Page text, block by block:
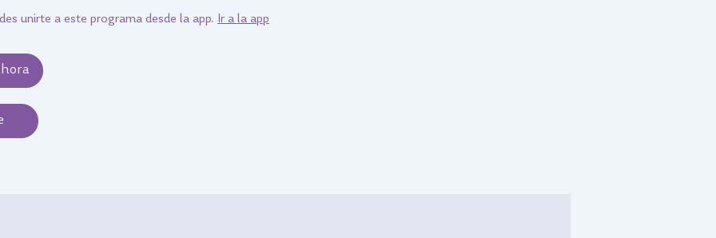
unirte a este programa desde la app. Ir a la app